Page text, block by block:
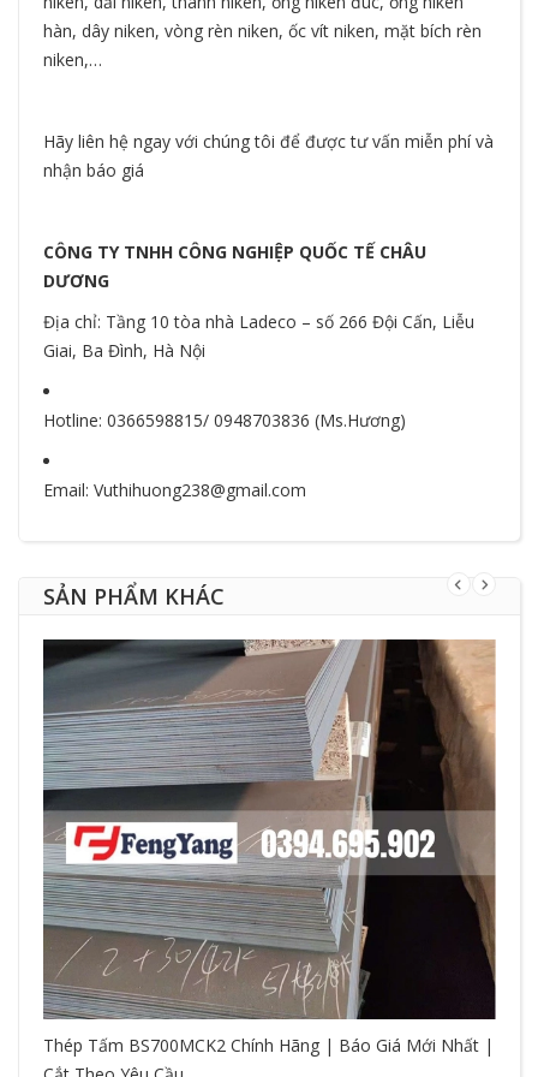
hàn, dây niken, vòng rèn niken, ốc vít niken, mặt bích rèn
niken,…
Hãy liên hệ ngay với chúng tôi để được tư vấn miễn phí và
nhận báo giá
CÔNG TY TNHH CÔNG NGHIỆP QUỐC TẾ CHÂU
DƯƠNG
Địa chỉ: Tầng 10 tòa nhà Ladeco – số 266 Đội Cấn, Liễu
Giai, Ba Đình, Hà Nội
Hotline: 0366598815/ 0948703836 (Ms.Hương)
Email: Vuthihuong238@gmail.com
SẢN PHẨM KHÁC
Thép Tấm BS700MCK2 Chính Hãng | Báo Giá Mới Nhất |